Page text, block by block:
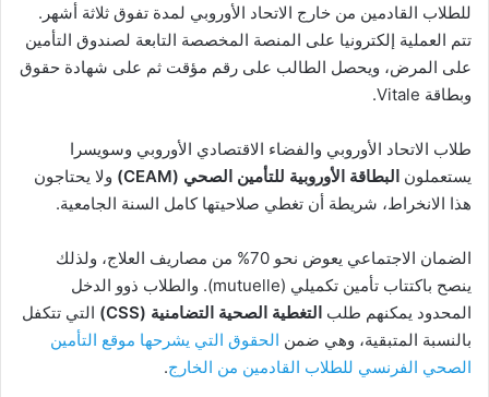
للطلاب القادمين من خارج الاتحاد الأوروبي لمدة تفوق ثلاثة أشهر.
تتم العملية إلكترونيا على المنصة المخصصة التابعة لصندوق التأمين
على المرض، ويحصل الطالب على رقم مؤقت ثم على شهادة حقوق
وبطاقة Vitale.
طلاب الاتحاد الأوروبي والفضاء الاقتصادي الأوروبي وسويسرا
يستعملون البطاقة الأوروبية للتأمين الصحي (CEAM)
ولا يحتاجون
هذا الانخراط، شريطة أن تغطي صلاحيتها كامل السنة الجامعية.
الضمان الاجتماعي يعوض نحو 70% من مصاريف العلاج، ولذلك
ينصح باكتتاب تأمين تكميلي (mutuelle). والطلاب ذوو الدخل
المحدود يمكنهم طلب التغطية الصحية التضامنية (CSS)
التي تتكفل
بالنسبة المتبقية، وهي ضمن الحقوق التي يشرحها موقع التأمين
الصحي الفرنسي للطلاب القادمين من الخارج.